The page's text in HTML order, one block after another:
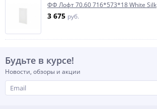
ФФ Лофт 70.60 716*573*18 White Silk
3 675 руб.
Будьте в курсе!
Новости, обзоры и акции